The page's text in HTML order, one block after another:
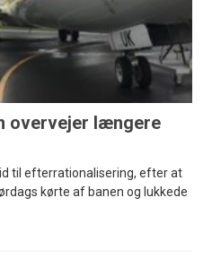
overvejer længere
til efterrationalisering, efter at
kørte af banen og lukkede